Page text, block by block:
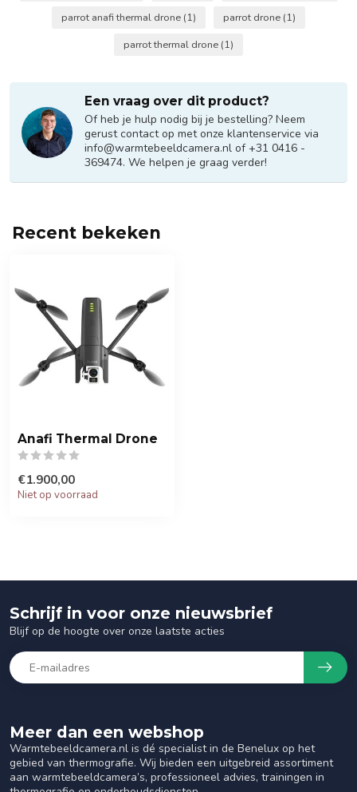
parrot anafi thermal drone (1) parrot drone (1)
parrot thermal drone (1)
Een vraag over dit product?
Of heb je hulp nodig bij je bestelling? Neem
gerust contact op met onze klantenservice via
info@warmtebeeldcamera.nl of +31 0416 -
369474. We helpen je graag verder!
Recent bekeken
Anafi Thermal Drone
€1.900,00
Niet op voorraad
Meer dan een webshop
Warmtebeeldcamera.nl is dé specialist in de Benelux op het
gebied van thermografie. Wij bieden een uitgebreid assortiment
aan warmtebeeldcamera’s, professioneel advies, trainingen in
Schrijf in voor onze nieuwsbrief
Blijf op de hoogte over onze laatste acties